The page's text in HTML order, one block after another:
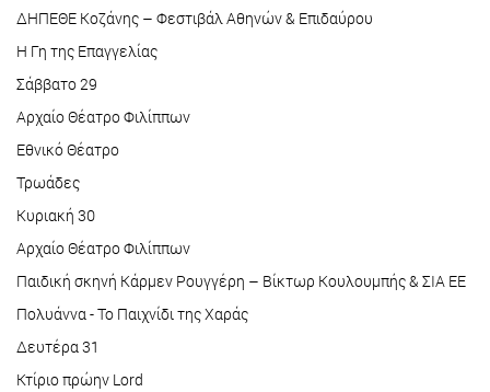
ΔΗΠΕΘΕ Κοζάνης – Φεστιβάλ Αθηνών & Επιδαύρου
Η Γη της Επαγγελίας
Σάββατο 29
Αρχαίο Θέατρο Φιλίππων
Εθνικό Θέατρο
Τρωάδες
Κυριακή 30
Αρχαίο Θέατρο Φιλίππων
Παιδική σκηνή Κάρμεν Ρουγγέρη – Βίκτωρ Κουλουμπής & ΣΙΑ ΕΕ
Πολυάννα - Το Παιχνίδι της Χαράς
Δευτέρα 31
Κτίριο πρώην Lord